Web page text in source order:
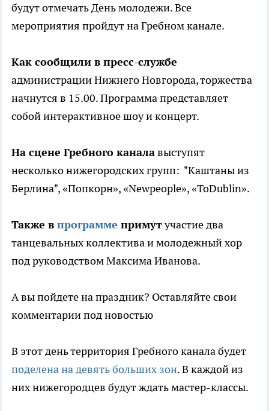
будут отмечать День молодежи. Все
мероприятия пройдут на Гребном канале.
Как сообщили в пресс-службе
администрации Нижнего Новгорода, торжества
начнутся в 15.00. Программа представляет
собой интерактивное шоу и концерт.
На сцене Гребного каналавыступят
несколько нижегородских групп: "Каштаны из
Берлина", «Попкорн», «Newpeople», «ToDublin».
Также в программе примутучастие два
танцевальных коллектива и молодежный хор
под руководством Максима Иванова.
А вы пойдете на праздник? Оставляйте свои
комментарии под новостью
В этот день территория Гребного канала будет
поделена на девять больших зон. В каждой из
них нижегородцев будут ждать мастер-классы.